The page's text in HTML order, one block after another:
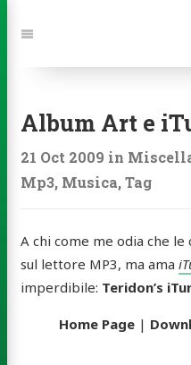
to:
Navigation
Album Art e
21 Oct 2009 in
Mp3, Musica,Tag
A chi come me odia che
sul lettore MP3, ma ama
imperdibile: Teridon’s
Home Page|